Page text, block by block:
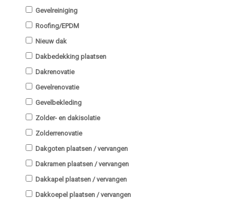
Gevelreiniging
Roofing/EPDM
Nieuw dak
Dakbedekking plaatsen
Dakrenovatie
Gevelrenovatie
Gevelbekleding
Zolder- en dakisolatie
Zolderrenovatie
Dakgoten plaatsen / vervangen
Dakramen plaatsen / vervangen
Dakkapel plaatsen / vervangen
Dakkoepel plaatsen / vervangen